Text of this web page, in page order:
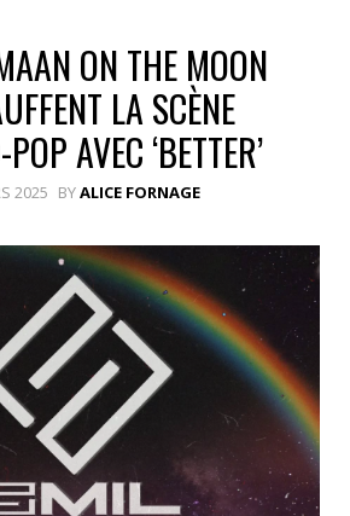
ON THE MOON
LA SCÈNE
AVEC ‘BETTER’
2025 BYALICE FORNAGE